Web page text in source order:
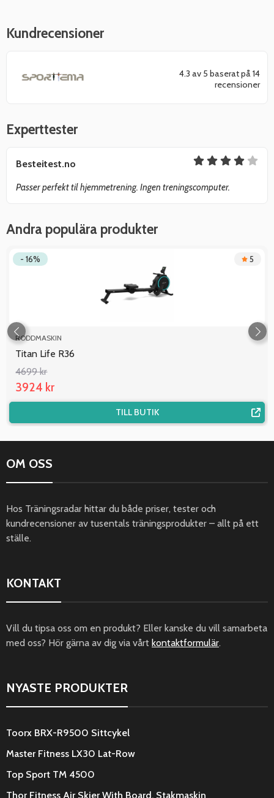
Kundrecensioner
4.3 av 5 baserat på 14
recensioner
Experttester
Besteitest.no
Passer perfekt til hjemmetrening. Ingen treningscomputer.
Andra populära produkter
- 16% 5
RODDMASKIN
Titan Life R36
4699 kr
3924 kr
TILL BUTIK
OM OSS
Hos Träningsradar hittar du både priser, tester och
kundrecensioner av tusentals träningsprodukter – allt på ett
ställe.
KONTAKT
Vill du tipsa oss om en produkt? Eller kanske du vill samarbeta
med oss? Hör gärna av dig via vårt kontaktformulär.
NYASTE PRODUKTER
Toorx BRX-R9500 Sittcykel
Master Fitness LX30 Lat-Row
Top Sport TM 4500
Thor Fitness Air Skier With Board, Stakmaskin